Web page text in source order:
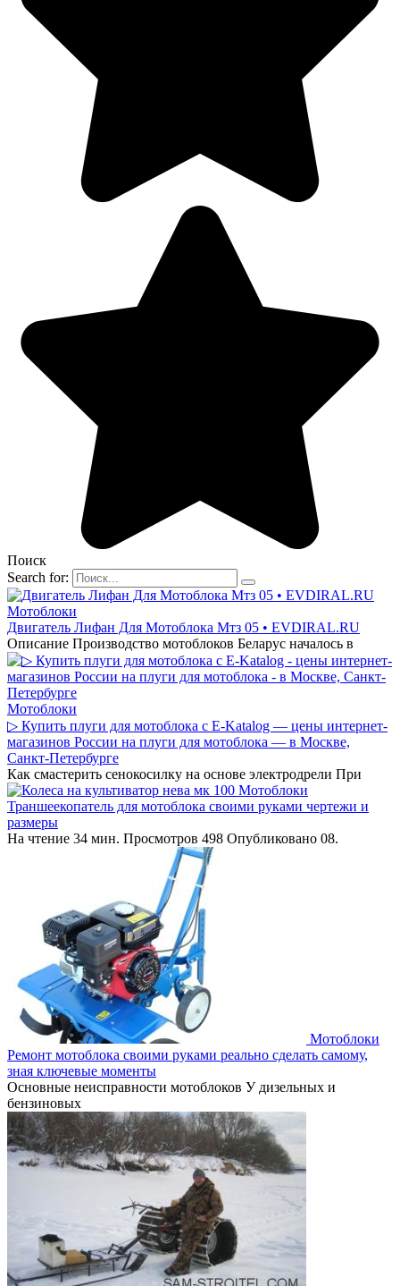
Поиск
Search for:
Мотоблоки
Двигатель Лифан Для Мотоблока Мтз 05 • EVDIRAL.RU
Описание Производство мотоблоков Беларус началось в
Мотоблоки
▷ Купить плуги для мотоблока с E-Katalog — цены интернет-
магазинов России на плуги для мотоблока — в Москве,
Санкт-Петербурге
Как смастерить сенокосилку на основе электродрели При
Мотоблоки
Траншеекопатель для мотоблока своими руками чертежи и
размеры
На чтение 34 мин. Просмотров 498 Опубликовано 08.
Мотоблоки
Ремонт мотоблока своими руками реально сделать самому,
зная ключевые моменты
Основные неисправности мотоблоков У дизельных и
бензиновых